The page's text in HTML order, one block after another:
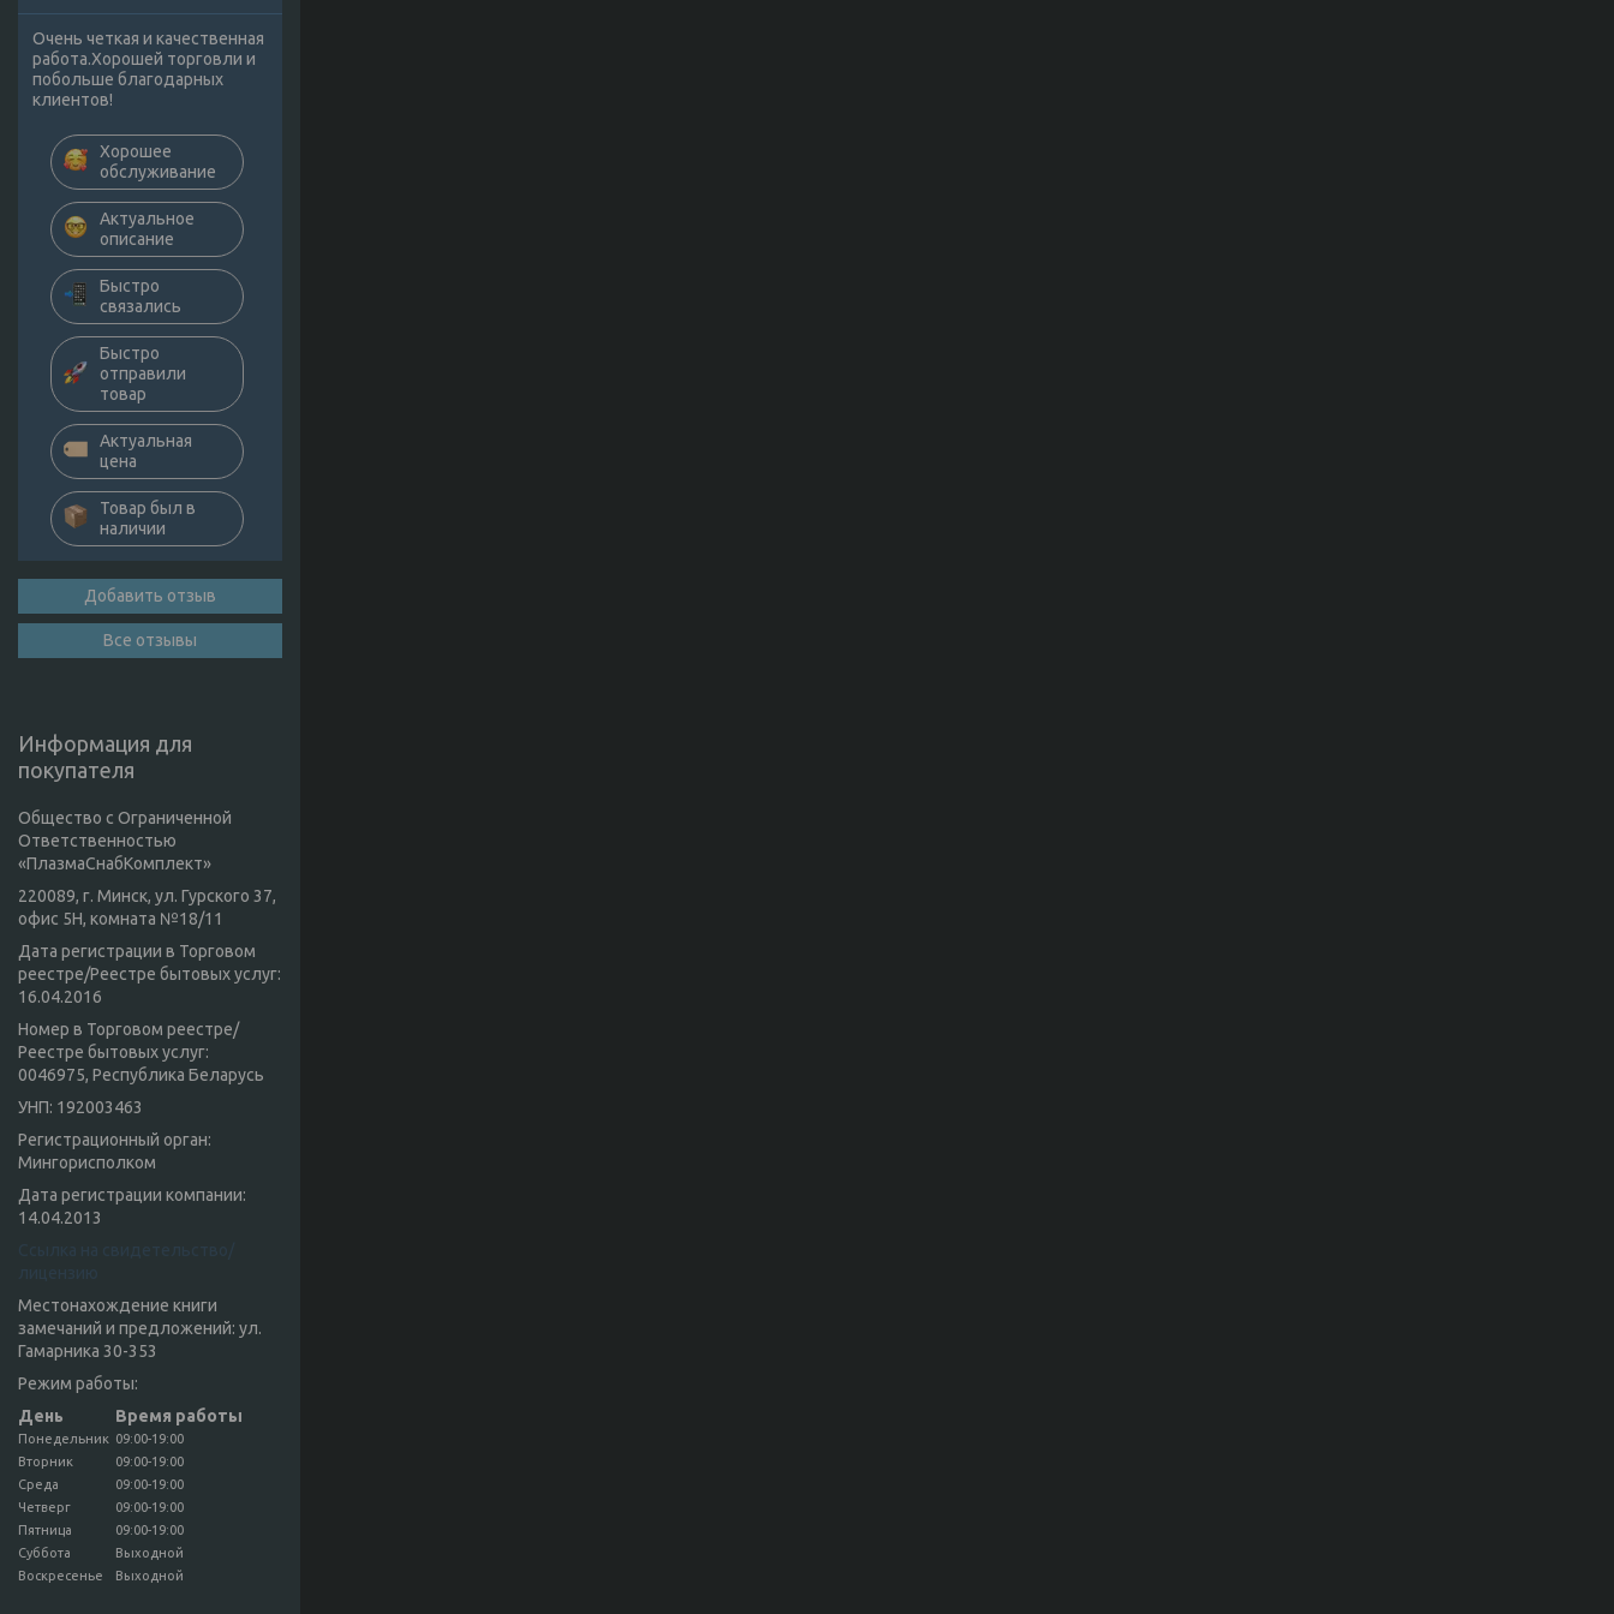
Очень четкая и качественная
работа.Хорошей торговли и
побольше благодарных
клиентов!
Хорошее
обслуживание
Актуальное
описание
Быстро
связались
Быстро
отправили
товар
Актуальная
цена
Товар был в
наличии
Добавить отзыв
Все отзывы
Информация для
покупателя
Общество с Ограниченной
Ответственностью
«ПлазмаСнабКомплект»
220089, г. Минск, ул. Гурского 37,
офис 5Н, комната №18/11
Дата регистрации в Торговом
реестре/Реестре бытовых услуг:
16.04.2016
Номер в Торговом реестре/
Реестре бытовых услуг:
0046975, Республика Беларусь
УНП: 192003463
Регистрационный орган:
Мингорисполком
Дата регистрации компании:
14.04.2013
Ссылка на свидетельство/
Местонахождение книги
замечаний и предложений: ул.
Гамарника 30-353
Режим работы:
День
Время работы
Понедельник 09:00-19:00
Вторник
09:00-19:00
Среда
09:00-19:00
Четверг
09:00-19:00
Пятница
09:00-19:00
Суббота
Выходной
Воскресенье
Выходной